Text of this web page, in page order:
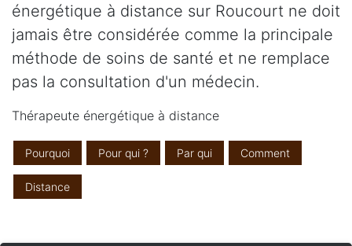
énergétique à distance sur Roucourt ne doit
jamais être considérée comme la principale
méthode de soins de santé et ne remplace
pas la consultation d'un médecin.
Thérapeute énergétique à distance
Pourquoi Pour qui ? Par qui Comment
Distance